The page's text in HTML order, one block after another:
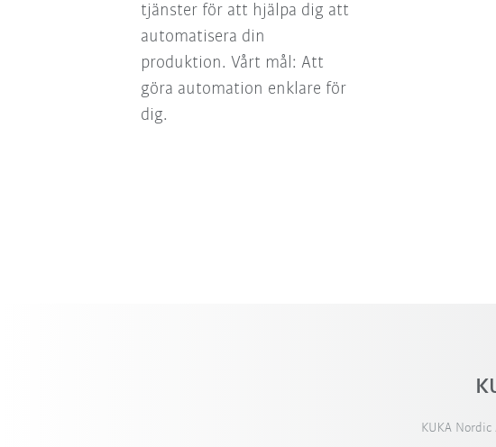
tjänster för att hjälpa dig att
automatisera din
produktion. Vårt mål: Att
göra automation enklare för
dig.
KUKA